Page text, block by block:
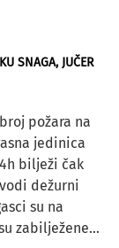
SNAGA, JUČER
požara na
jedinica
bilježi čak
dežurni
su na
zabilježene...